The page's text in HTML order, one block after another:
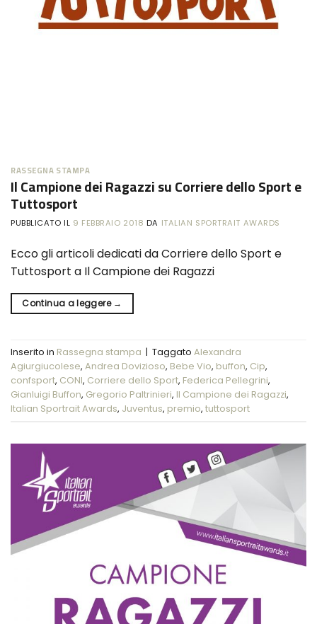
RASSEGNA STAMPA
Il Campione dei Ragazzi su Corriere dello Sport e
Tuttosport
PUBBLICATO IL 9 FEBBRAIO 2018 DA ITALIAN SPORTRAIT AWARDS
Ecco gli articoli dedicati da Corriere dello Sport e
Tuttosport a Il Campione dei Ragazzi
Continua a leggere →
Inserito in Rassegna stampa | Taggato Alexandra
Agiurgiucolese, Andrea Dovizioso, Bebe Vio, buffon, Cip,
confsport, CONI, Corriere dello Sport, Federica Pellegrini,
Gianluigi Buffon, Gregorio Paltrinieri, Il Campione dei Ragazzi,
Italian Sportrait Awards, Juventus, premio, tuttosport